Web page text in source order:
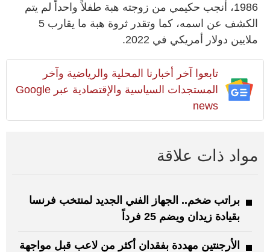
1986، أنجب حكيمي من زوجته هبة طفلاً واحداً لم يتم
الكشف عن اسمه، كما وتقدر ثروة هبة ما يقارب 5
ملايين دولار أمريكي في 2022.
تابعوا آخر أخبارنا المحلية والرياضية وآخر
المستجدات السياسية والإقتصادية عبر Google
news
مواد ذات علاقة
براتب ضخم.. الجهاز الفني الجديد لمنتخب فرنسا
بقيادة زيدان ويضم 25 فرداً
الأرجنتين مهددة بفقدان أكثر من لاعب قبل مواجهة